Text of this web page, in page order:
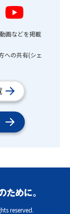
画などを掲載
への共有(シェ
reserved.